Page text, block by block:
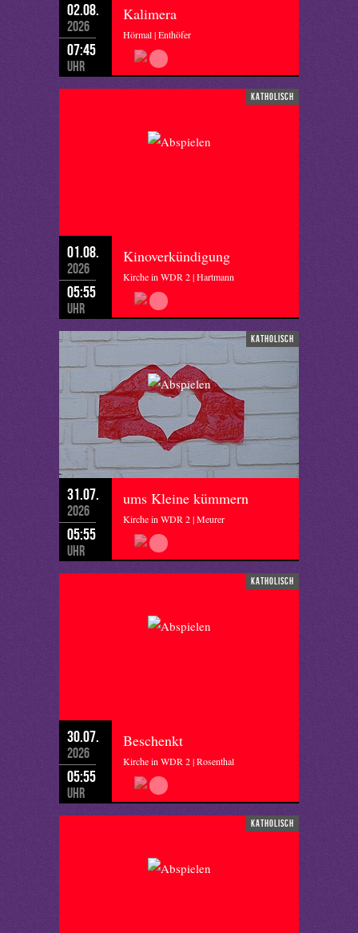
02.08.
2026
07:45
Uhr
Kalimera
Hörmal | Enthöfer
katholisch
01.08.
2026
05:55
Uhr
Kinoverkündigung
Kirche in WDR 2 | Hartmann
katholisch
31.07.
2026
05:55
Uhr
ums Kleine kümmern
Kirche in WDR 2 | Meurer
katholisch
30.07.
2026
05:55
Uhr
Beschenkt
Kirche in WDR 2 | Rosenthal
katholisch